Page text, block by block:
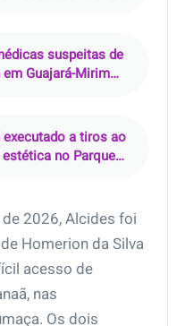
suspeitas de
Guajará-Mirim
executado a tiros ao
no Parque
2026, Alcides foi
Homerion da Silva
acesso de
nas
Os dois